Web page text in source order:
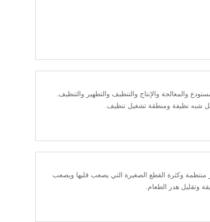
والمعالجة والإنتاج والتنظيف والتطهير والتنظيف.
شبه نظيفة ومنطقة تشغيل تنظيف.
منتظمة وكثرة القطع الصغيرة التي يصعب قليها ويصعب
وتقليل هدر الطعام.